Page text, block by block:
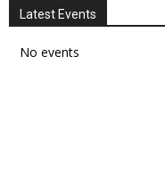
Latest Events
No events